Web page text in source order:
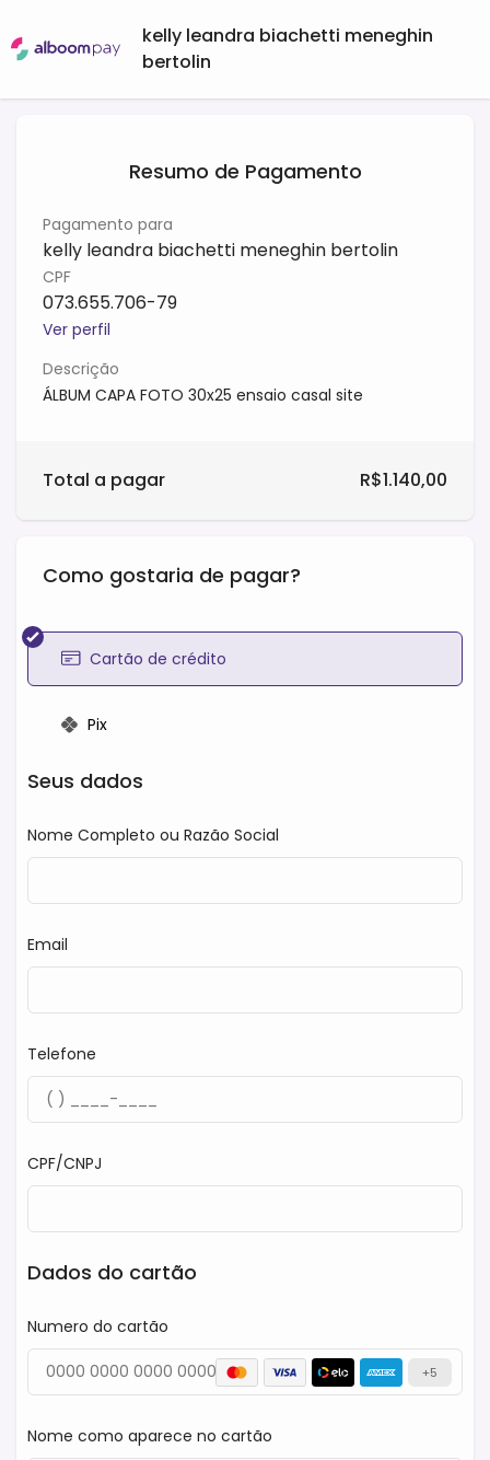
kelly leandra biachetti meneghin
bertolin
Resumo de Pagamento
Pagamento para
kelly leandra biachetti meneghin bertolin
CPF
073.655.706-79
Ver perfil
Descrição
ÁLBUM CAPA FOTO 30x25 ensaio casal site
Total a pagar R$1.140,00
Como gostaria de pagar?
Cartão de crédito
Pix
Seus dados
Nome Completo ou Razão Social
Email
Telefone
CPF/CNPJ
Dados do cartão
Numero do cartão
+5
Nome como aparece no cartão